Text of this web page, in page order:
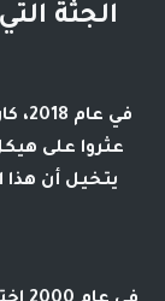
الجثة التي
في
عثروا على
يتخيل أن